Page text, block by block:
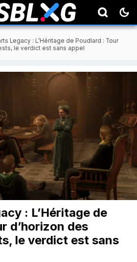
Legacy : L’Héritage de Poudlard : Tour
le verdict est sans appel
: L’Héritage de
d’horizon des
le verdict est sans